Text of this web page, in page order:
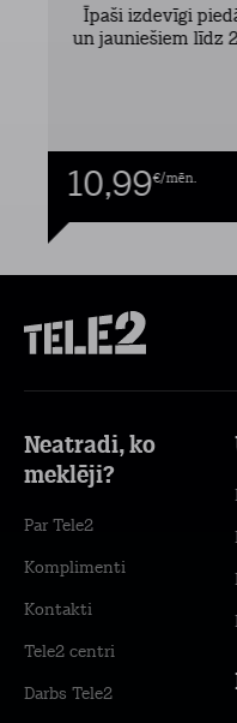
Īpaši izdevīgi
un jauniešiem līdz
10,99€/mēn.
Neatradi, ko
meklēji?
Par Tele2
Komplimenti
Kontakti
Tele2 centri
Darbs Tele2